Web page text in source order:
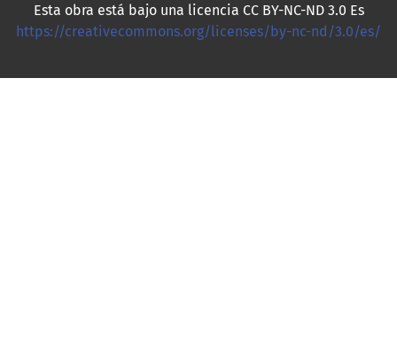
Esta obra está bajo una licencia CC BY-NC-ND 3.0 Es
https://creativecommons.org/licenses/by-nc-nd/3.0/es/